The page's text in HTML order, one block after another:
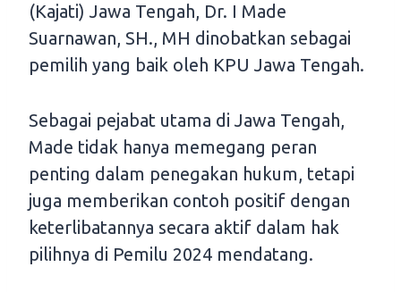
(Kajati) Jawa Tengah, Dr. I Made
Suarnawan, SH., MH dinobatkan sebagai
pemilih yang baik oleh KPU Jawa Tengah.
Sebagai pejabat utama di Jawa Tengah,
Made tidak hanya memegang peran
penting dalam penegakan hukum, tetapi
juga memberikan contoh positif dengan
keterlibatannya secara aktif dalam hak
pilihnya di Pemilu 2024 mendatang.